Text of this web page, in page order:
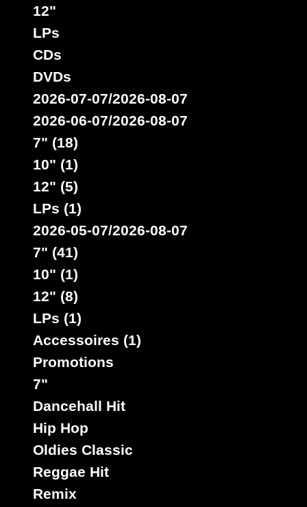
12"
LPs
CDs
DVDs
2026-07-07/2026-08-07
2026-06-07/2026-08-07
7" (18)
10" (1)
12" (5)
LPs (1)
2026-05-07/2026-08-07
7" (41)
10" (1)
12" (8)
LPs (1)
Accessoires (1)
Promotions
7"
Dancehall Hit
Hip Hop
Oldies Classic
Reggae Hit
Remix